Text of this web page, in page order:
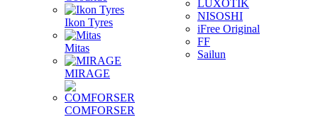
Ikon Tyres
Mitas
MIRAGE
COMFORSER
LUXOTIK
NISOSHI
iFree Original
FF
Sailun